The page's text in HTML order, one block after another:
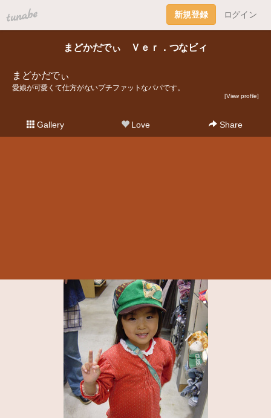
tuna.be 新規登録 ログイン
まどかだでぃ Ｖｅｒ．つなビィ
まどかだでぃ
愛娘が可愛くて仕方がないプチファットなパパです。
[View profile]
Gallery Love Share